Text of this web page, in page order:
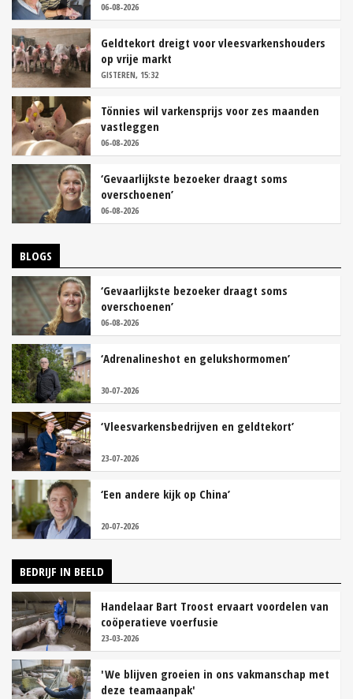
06-08-2026
Geldtekort dreigt voor vleesvarkenshouders
op vrije markt
GISTEREN, 15:32
Tönnies wil varkensprijs voor zes maanden
vastleggen
06-08-2026
‘Gevaarlijkste bezoeker draagt soms
overschoenen’
06-08-2026
BLOGS
‘Gevaarlijkste bezoeker draagt soms
overschoenen’
06-08-2026
‘Adrenalineshot en gelukshormomen’
30-07-2026
‘Vleesvarkensbedrijven en geldtekort’
23-07-2026
‘Een andere kijk op China’
20-07-2026
BEDRIJF IN BEELD
Handelaar Bart Troost ervaart voordelen van
coöperatieve voerfusie
23-03-2026
'We blijven groeien in ons vakmanschap met
deze teamaanpak'